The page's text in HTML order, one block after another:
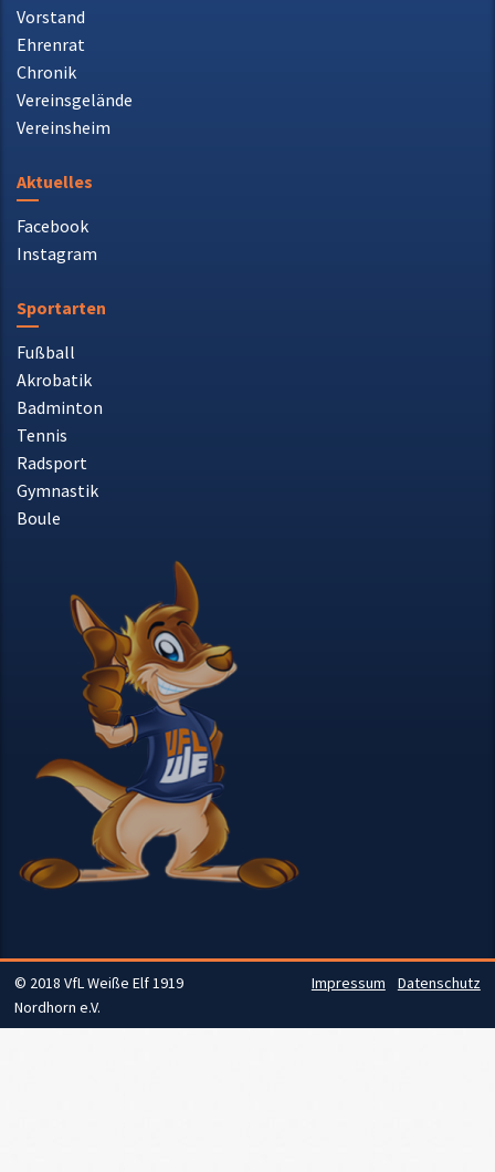
Vorstand
Ehrenrat
Chronik
Vereinsgelände
Vereinsheim
Aktuelles
Facebook
Instagram
Sportarten
Fußball
Akrobatik
Badminton
Tennis
Radsport
Gymnastik
Boule
© 2018 VfL Weiße Elf 1919
Nordhorn e.V.
Impressum Datenschutz